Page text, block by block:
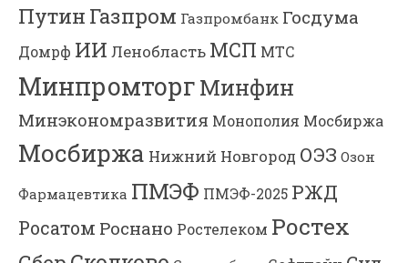
Путин Газпром Газпромбанк Госдума
Домрф ИИ Ленобласть МСП МТС
МинпромторгМинфин
Минэкономразвития Монополия Мосбиржа
Мосбиржа Нижний Новгород ОЭЗ Озон
Фармацевтика ПМЭФ ПМЭФ-2025 РЖД
Росатом Роснано Ростелеком Ростех